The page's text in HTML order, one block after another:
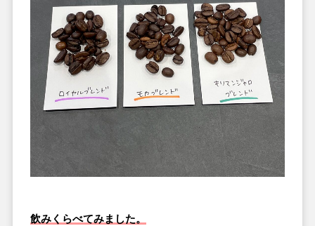
飲みくらべてみました。